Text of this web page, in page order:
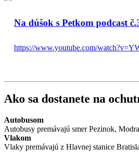
Na dúšok s Petkom podcast
https://www.youtube.com/
Ako sa dostanete na
Autobusom
Autobusy premávajú smer Pezinok,
Vlakom
Vlaky premávajú z Hlavnej stanice